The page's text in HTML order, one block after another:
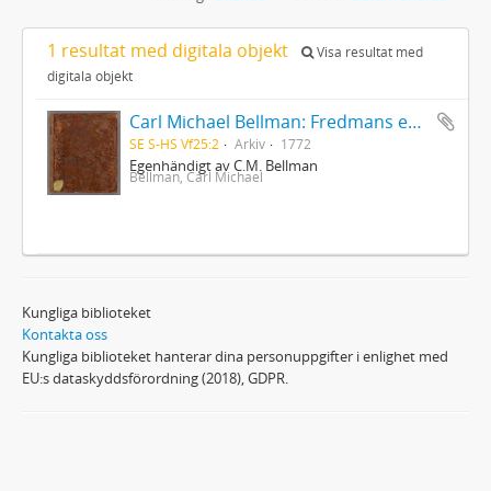
1 resultat med digitala objekt
Visa resultat med
digitala objekt
Carl Michael Bellman: Fredmans epistlar [dedicerade till J.D. Duwall] Del 2
SE S-HS Vf25:2 Arkiv 1772
Egenhändigt av C.M. Bellman
Bellman, Carl Michael
Kungliga biblioteket
Kontakta oss
Kungliga biblioteket hanterar dina personuppgifter i enlighet med
EU:s dataskyddsförordning (2018), GDPR.